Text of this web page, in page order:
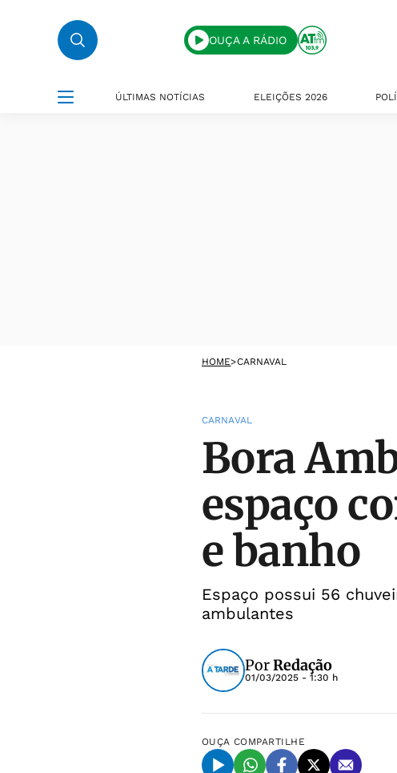
OUÇA A RÁDIO
ÚLTIMAS NOTÍCIAS ELEIÇÕES 2026
HOME>CARNAVAL
CARNAVAL
Bora
espaço
e banho
Espaço possui 56
ambulantes
PorRedação
01/03/2025 - 1:30 h
OUÇA COMPARTILHE